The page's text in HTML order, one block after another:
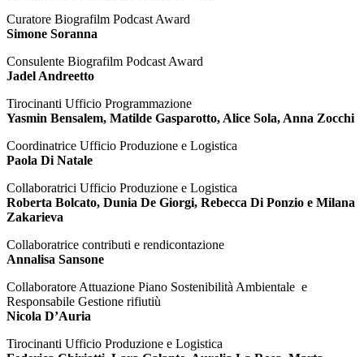
Curatore Biografilm Podcast Award
Simone Soranna
Consulente Biografilm Podcast Award
Jadel Andreetto
Tirocinanti Ufficio Programmazione
Yasmin Bensalem, Matilde Gasparotto, Alice Sola, Anna Zocchi
Coordinatrice Ufficio Produzione e Logistica
Paola Di Natale
Collaboratrici Ufficio Produzione e Logistica
Roberta Bolcato, Dunia De Giorgi, Rebecca Di Ponzio e Milana
Zakarieva
Collaboratrice contributi e rendicontazione
Annalisa Sansone
Collaboratore Attuazione Piano Sostenibilità Ambientale e
Responsabile Gestione rifiutiù
Nicola D’Auria
Tirocinanti Ufficio Produzione e Logistica